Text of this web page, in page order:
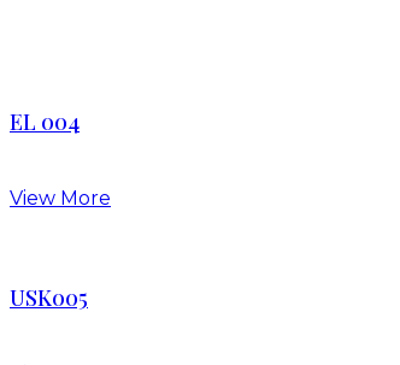
EL 004
View More
USK005